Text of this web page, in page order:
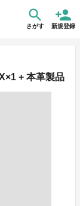
さがす 新規登録
+ 本革製品